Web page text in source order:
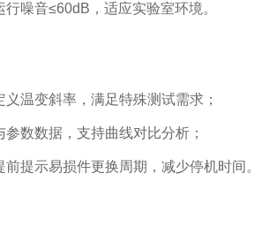
噪音≤60dB，适应实验室环境。
温变斜率，满足特殊测试需求；
数数据，支持曲线对比分析；
提示易损件更换周期，减少停机时间。